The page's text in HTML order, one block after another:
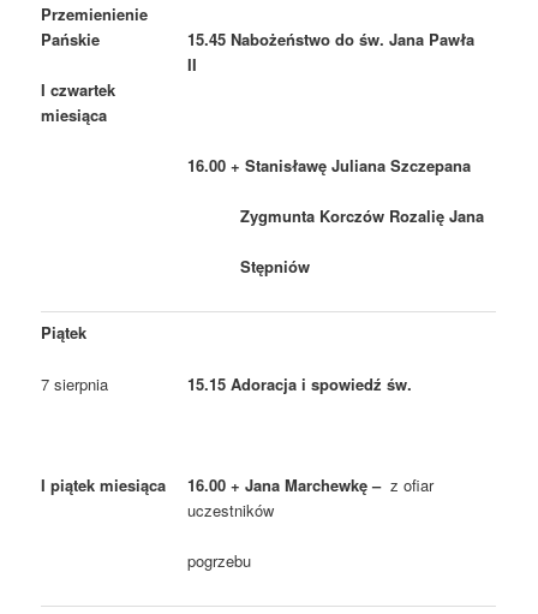
Przemienienie
Pańskie
I czwartek
miesiąca
15.45 Nabożeństwo do św. Jana Pawła
II
16.00 + Stanisławę Juliana Szczepana
Zygmunta Korczów Rozalię Jana
Stępniów
Piątek
7 sierpnia
I piątek miesiąca
15.15 Adoracja i spowiedź św.
16.00 + Jana Marchewkę –z ofiar
uczestników
pogrzebu